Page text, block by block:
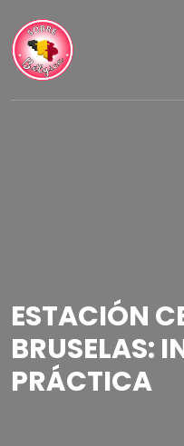
ESTACIÓN
BRUSELAS:
PRÁCTICA